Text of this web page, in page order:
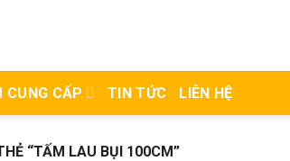
CUNG CẤP TIN TỨC LIÊN HỆ
“TẤM LAU BỤI 100CM”